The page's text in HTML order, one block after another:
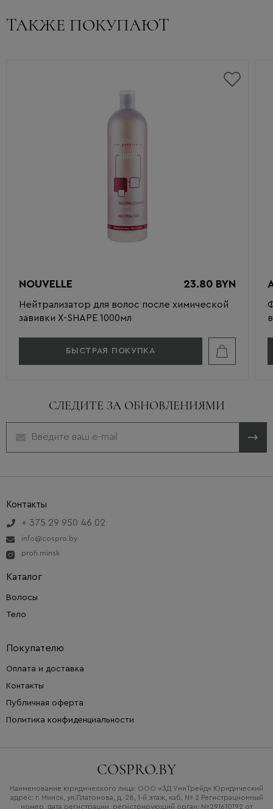
ТАКЖЕ ПОКУПАЮТ
NOUVELLE 23.80 BYN
Нейтрализатор для волос после химической
завивки X-SHAPE 1000мл
БЫСТРАЯ ПОКУПКА
СЛЕДИТЕ ЗА ОБНОВЛЕНИЯМИ
COSPRO.BY
Наименование юридического лица: ООО «3Д УниТрейд» Юридический
адрес: г. Минск, ул.Платонова, д. 28, 1-й этаж, каб. № 2 Регистрационный
номер, дата регистрации, регистрирующий орган: №291610192 от
Каталог
Волосы
Тело
Покупателю
Оплата и доставка
Контакты
Публичная оферта
Политика конфиденциальности
Контакты
+ 375 29 950 46 02
info@cospro.by
profi.minsk